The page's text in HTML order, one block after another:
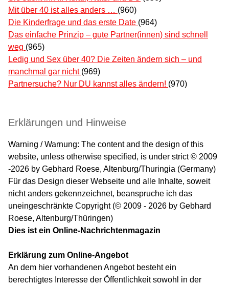
Mit über 40 ist alles anders … (960)
Die Kinderfrage und das erste Date (964)
Das einfache Prinzip – gute Partner(innen) sind schnell
weg (965)
Ledig und Sex über 40? Die Zeiten ändern sich – und
manchmal gar nicht (969)
Partnersuche? Nur DU kannst alles ändern! (970)
Erklärungen und Hinweise
Warning / Warnung: The content and the design of this
website, unless otherwise specified, is under strict © 2009
-2026 by Gebhard Roese, Altenburg/Thuringia (Germany)
Für das Design dieser Webseite und alle Inhalte, soweit
nicht anders gekennzeichnet, beanspruche ich das
uneingeschränkte Copyright (© 2009 - 2026 by Gebhard
Roese, Altenburg/Thüringen)
Dies ist ein Online-Nachrichtenmagazin
Erklärung zum Online-Angebot
An dem hier vorhandenen Angebot besteht ein
berechtigtes Interesse der Öffentlichkeit sowohl in der